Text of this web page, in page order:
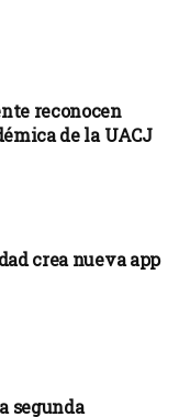
reconocen
de la UACJ
crea nueva app
segunda